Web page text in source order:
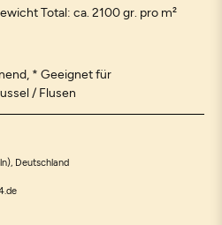
Total: ca. 2100 gr. pro m²
* Geeignet für
/ Flusen
Deutschland